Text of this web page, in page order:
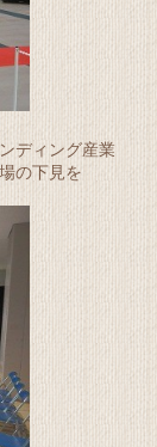
ディング産業
の下見を